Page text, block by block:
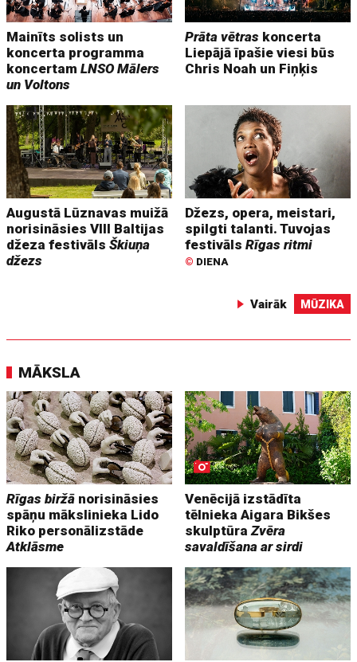
Mainīts solists un
koncerta programma
koncertamLNSO Mālers
un Voltons
Prāta vētras koncerta
Liepājā īpašie viesi būs
Chris Noah un Fiņķis
Augustā Lūznavas muižā
norisināsies VIII Baltijas
džeza festivālsŠkiuņa
džezs
Džezs, opera, meistari,
spilgti talanti. Tuvojas
festivālsRīgas ritmi
© DIENA
Vairāk MŪZIKA
MĀKSLA
Rīgas biržā norisināsies
spāņu mākslinieka Lido
Riko personālizstāde
Atklāsme
Venēcijā izstādīta
tēlnieka Aigara Bikšes
skulptūraZvēra
savaldīšana ar sirdi